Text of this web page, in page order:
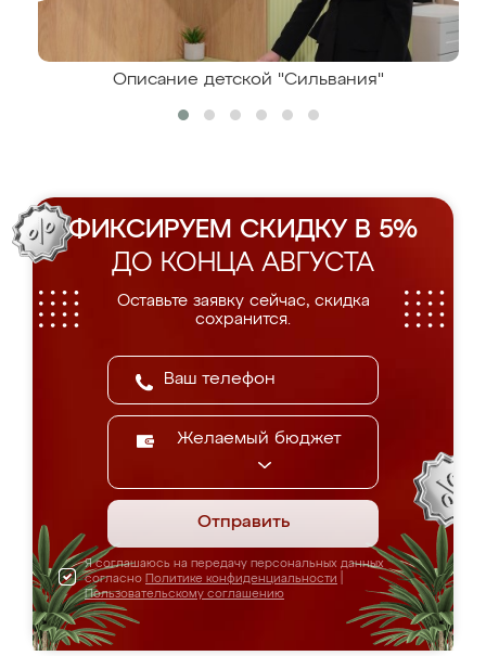
Описание детской "Сильвания"
ФИКСИРУЕМ СКИДКУ В 5%
ДО КОНЦА АВГУСТА
Оставьте заявку сейчас, скидка
сохранится.
Желаемый бюджет
Отправить
Я соглашаюсь на передачу персональных данных
согласно Политике конфиденциальности
Пользовательскому соглашению